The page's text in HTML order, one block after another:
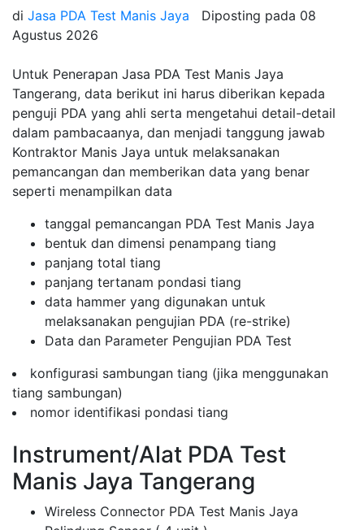
di Jasa PDA Test Manis Jaya Diposting pada 08
Agustus 2026
Untuk Penerapan Jasa PDA Test Manis Jaya
Tangerang, data berikut ini harus diberikan kepada
penguji PDA yang ahli serta mengetahui detail-detail
dalam pambacaanya, dan menjadi tanggung jawab
Kontraktor Manis Jaya untuk melaksanakan
pemancangan dan memberikan data yang benar
seperti menampilkan data
tanggal pemancangan PDA Test Manis Jaya
bentuk dan dimensi penampang tiang
panjang total tiang
panjang tertanam pondasi tiang
data hammer yang digunakan untuk
melaksanakan pengujian PDA (re-strike)
Data dan Parameter Pengujian PDA Test
konfigurasi sambungan tiang (jika menggunakan
tiang sambungan)
nomor identifikasi pondasi tiang
Instrument/Alat PDA Test
Manis Jaya Tangerang
Wireless Connector PDA Test Manis Jaya